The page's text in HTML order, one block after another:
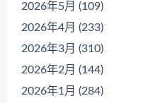
2026年5月 (109)
2026年4月 (233)
2026年3月 (310)
2026年2月 (144)
2026年1月 (284)